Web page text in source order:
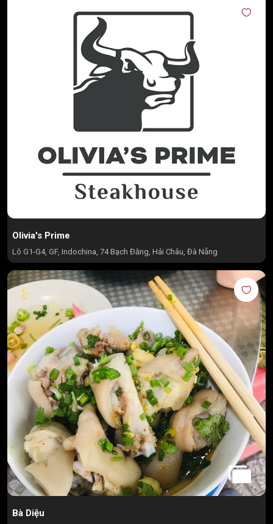
Olivia's Prime
Lô G1-G4, GF, Indochina, 74 Bạch Đằng, Hải Châu, Đà Nẵng
Bà Diệu